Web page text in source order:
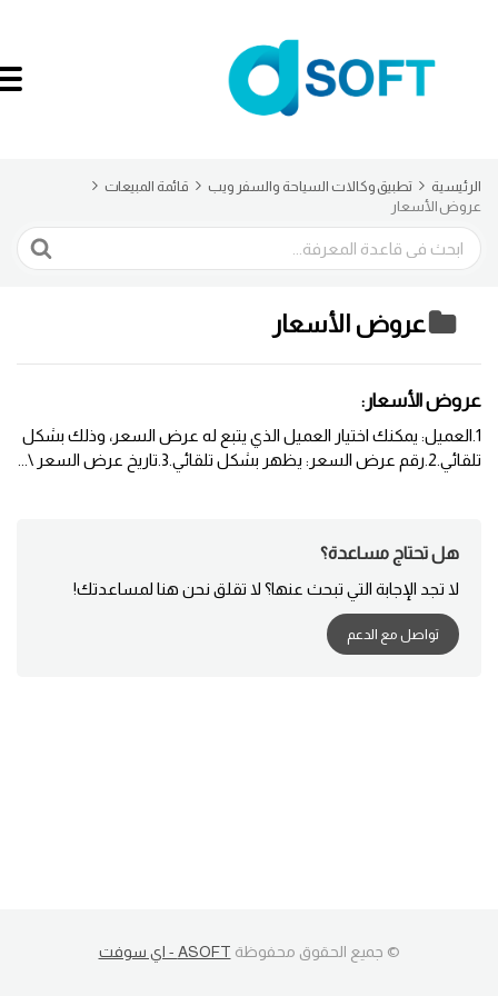
الرئيسية تطبيق وكالات السياحة والسفر ويب
قائمة المبيعات
عروض الأسعار
البحث
عروض الأسعار
عروض الأسعار:
1.العميل: يمكنك اختيار العميل الذي يتبع له عرض السعر، وذلك بشكل
تلقائي.2.رقم عرض السعر: يظهر بشكل تلقائي.3.تاريخ عرض السعر \...
هل تحتاج مساعدة؟
لا تجد الإجابة التي تبحث عنها؟ لا تقلق نحن هنا لمساعدتك!
تواصل مع الدعم
© جميع الحقوق محفوظةASOFT - اي سوفت